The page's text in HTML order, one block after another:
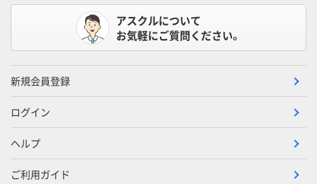
アスクルについて
お気軽にご質問ください。
新規会員登録
ログイン
ヘルプ
ご利用ガイド